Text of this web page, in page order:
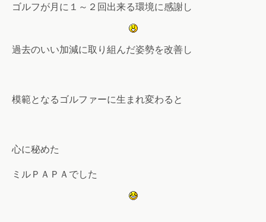
ゴルフが月に１～２回出来る環境に感謝し
過去のいい加減に取り組んだ姿勢を改善し
模範となるゴルファーに生まれ変わると
心に秘めた
ミルＰＡＰＡでした